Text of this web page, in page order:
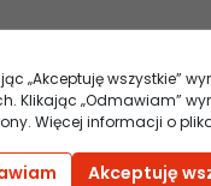
„Akceptuję wszystkie”
Klikając „Odmawiam”
Więcej informacji o
Akceptuję